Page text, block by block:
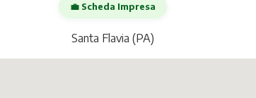
💼 Scheda Impresa
Santa Flavia (PA)